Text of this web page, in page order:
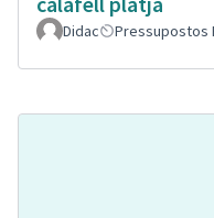
Didac Pressupostos